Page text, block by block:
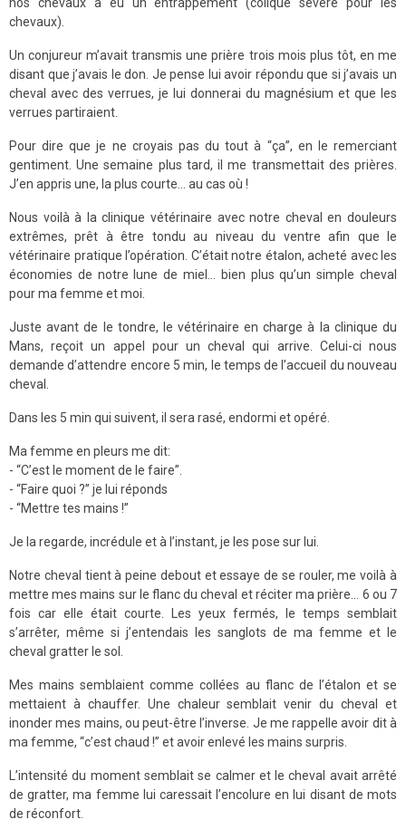
chevaux).
Un conjureur m’avait transmis une prière trois mois plus tôt, en me
disant que j’avais le don. Je pense lui avoir répondu que si j’avais un
cheval avec des verrues, je lui donnerai du magnésium et que les
verrues partiraient.
Pour dire que je ne croyais pas du tout à “ça”, en le remerciant
gentiment. Une semaine plus tard, il me transmettait des prières.
J’en appris une, la plus courte… au cas où !
Nous voilà à la clinique vétérinaire avec notre cheval en douleurs
extrêmes, prêt à être tondu au niveau du ventre afin que le
vétérinaire pratique l’opération. C’était notre étalon, acheté avec les
économies de notre lune de miel… bien plus qu’un simple cheval
pour ma femme et moi.
Juste avant de le tondre, le vétérinaire en charge à la clinique du
Mans, reçoit un appel pour un cheval qui arrive. Celui-ci nous
demande d’attendre encore 5 min, le temps de l’accueil du nouveau
cheval.
Dans les 5 min qui suivent, il sera rasé, endormi et opéré.
Ma femme en pleurs me dit:
- “C’est le moment de le faire”.
- “Faire quoi ?” je lui réponds
- “Mettre tes mains !”
Je la regarde, incrédule et à l’instant, je les pose sur lui.
Notre cheval tient à peine debout et essaye de se rouler, me voilà à
mettre mes mains sur le flanc du cheval et réciter ma prière… 6 ou 7
fois car elle était courte. Les yeux fermés, le temps semblait
s’arrêter, même si j’entendais les sanglots de ma femme et le
cheval gratter le sol.
Mes mains semblaient comme collées au flanc de l’étalon et se
mettaient à chauffer. Une chaleur semblait venir du cheval et
inonder mes mains, ou peut-être l’inverse. Je me rappelle avoir dit à
ma femme, “c’est chaud !” et avoir enlevé les mains surpris.
L’intensité du moment semblait se calmer et le cheval avait arrêté
de gratter, ma femme lui caressait l’encolure en lui disant de mots
de réconfort.